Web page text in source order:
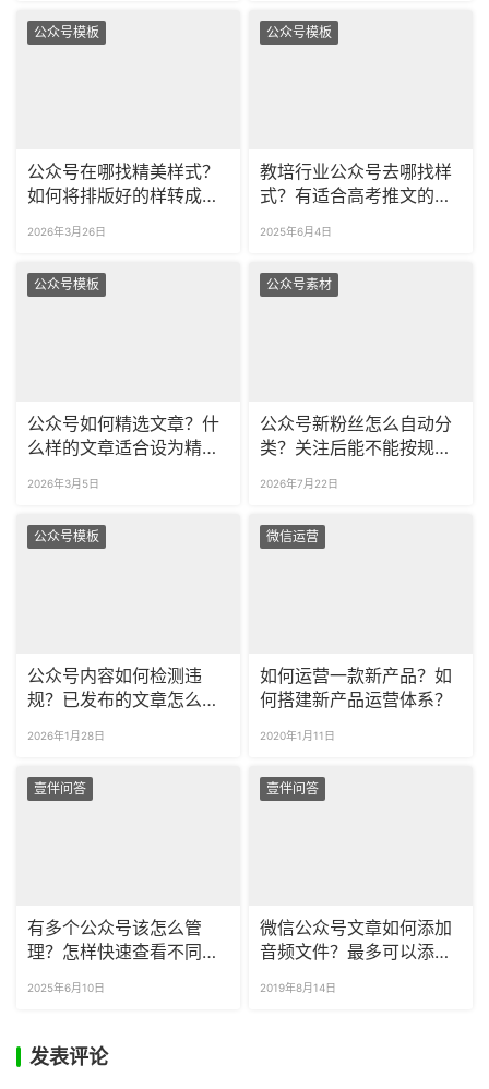
公众号模板
公众号在哪找精美样式？
如何将排版好的样转成图
2026年3月26日
公众号模板
教培行业公众号去哪找样
式？有适合高考推文的模
2025年6月4日
公众号模板
公众号如何精选文章？什
么样的文章适合设为精
2026年3月5日
公众号素材
公众号新粉丝怎么自动分
类？关注后能不能按规则
2026年7月22日
公众号模板
公众号内容如何检测违
规？已发布的文章怎么看
2026年1月28日
微信运营
如何运营一款新产品？如
何搭建新产品运营体系？
2020年1月11日
壹伴问答
有多个公众号该怎么管
理？怎样快速查看不同公
2025年6月10日
壹伴问答
微信公众号文章如何添加
音频文件？最多可以添加
2019年8月14日
发表评论